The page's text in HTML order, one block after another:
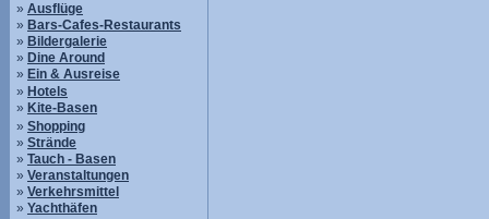
» Ausflüge
» Bars-Cafes-Restaurants
» Bildergalerie
» Dine Around
» Ein & Ausreise
» Hotels
» Kite-Basen
» Shopping
» Strände
» Tauch - Basen
» Veranstaltungen
» Verkehrsmittel
» Yachthäfen